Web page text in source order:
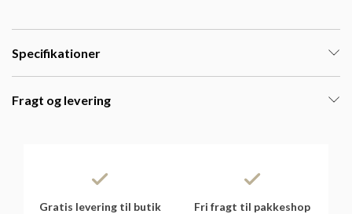
Specifikationer
Fragt og levering
Gratis levering til butik Fri fragt til pakkeshop